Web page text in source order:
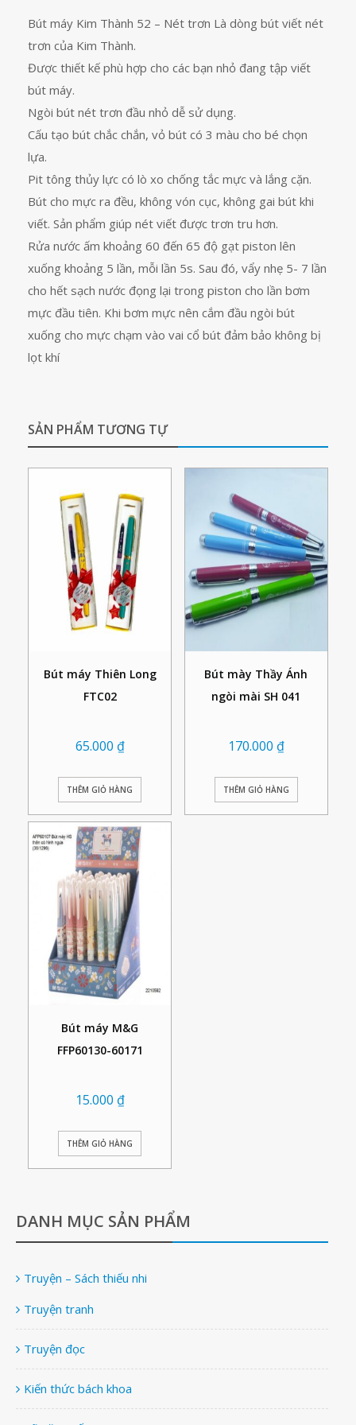
Bút máy Kim Thành 52 – Nét trơn Là dòng bút viết nét
trơn của Kim Thành.
Được thiết kế phù hợp cho các bạn nhỏ đang tập viết
bút máy.
Ngòi bút nét trơn đầu nhỏ dễ sử dụng.
Cấu tạo bút chắc chắn, vỏ bút có 3 màu cho bé chọn
lựa.
Pit tông thủy lực có lò xo chống tắc mực và lắng cặn.
Bút cho mực ra đều, không vón cục, không gai bút khi
viết. Sản phẩm giúp nét viết được trơn tru hơn.
Rửa nước ấm khoảng 60 đến 65 độ gạt piston lên
xuống khoảng 5 lần, mỗi lần 5s. Sau đó, vẩy nhẹ 5- 7 lần
cho hết sạch nước đọng lại trong piston cho lần bơm
mực đầu tiên. Khi bơm mực nên cắm đầu ngòi bút
xuống cho mực chạm vào vai cổ bút đảm bảo không bị
lọt khí
SẢN PHẨM TƯƠNG TỰ
Bút máy Thiên Long
FTC02
65.000 ₫
THÊM GIỎ HÀNG
Bút mày Thầy Ánh
ngòi mài SH 041
170.000 ₫
THÊM GIỎ HÀNG
Bút máy M&G
FFP60130-60171
15.000 ₫
THÊM GIỎ HÀNG
DANH MỤC SẢN PHẨM
Truyện – Sách thiếu nhi
Truyện tranh
Truyện đọc
Kiến thức bách khoa